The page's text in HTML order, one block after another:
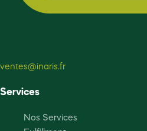
ventes@inaris.fr
Services
Nos Services